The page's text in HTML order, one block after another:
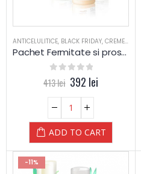
ANTICELULITICE, BLACK FRIDAY, CREME CORPORALE
Pachet Fermitate si prosop Yamuna
out of 5
413lei 392 lei
ADD TO CART
-11%